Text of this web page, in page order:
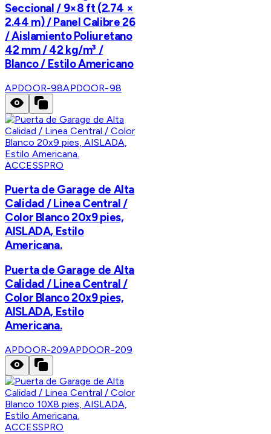
Seccional / 9×8 ft (2.74 ×
2.44 m) / Panel Calibre 26
/ Aislamiento Poliuretano
42 mm / 42 kg/m³ /
Blanco / Estilo Americano
APDOOR-98APDOOR-98
ACCESSPRO
Puerta de Garage de Alta
Calidad / Linea Central /
Color Blanco 20x9 pies,
AISLADA, Estilo
Americana.
Puerta de Garage de Alta
Calidad / Linea Central /
Color Blanco 20x9 pies,
AISLADA, Estilo
Americana.
APDOOR-209APDOOR-209
ACCESSPRO